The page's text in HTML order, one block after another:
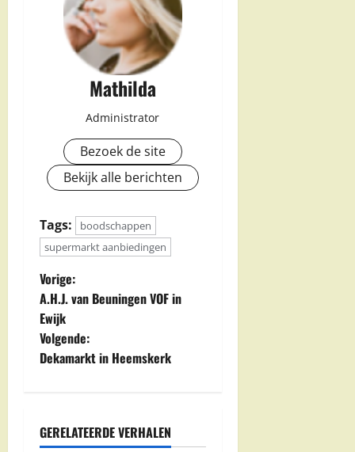
Mathilda
Administrator
Bezoek de site
Bekijk alle berichten
Tags:
boodschappen
supermarkt aanbiedingen
B
e
r
c
Vorige:
A.H.J. van Beuningen VOF in
Ewijk
Volgende:
Dekamarkt in Heemskerk
GERELATEERDE VERHALEN